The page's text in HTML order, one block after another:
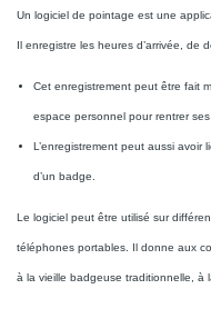
Un logiciel de pointage est une
Il enregistre les heures d’arrivée, de
Cet enregistrement peut être fait
espace personnel pour rentrer ses
L’enregistrement peut aussi
d’un badge.
Le logiciel peut être utilisé sur
téléphones portables. Il donne aux
à la vieille badgeuse traditionnelle, à